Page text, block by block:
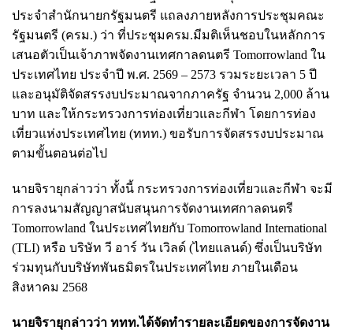
ประจำสำนักนายกรัฐมนตรี แถลงภายหลังการประชุมคณะ
รัฐมนตรี (ครม.) ว่า ที่ประชุมครม.มีมติเห็นชอบในหลักการ
เสนอตัวเป็นเจ้าภาพจัดงานเทศกาลดนตรี Tomorrowland ใน
ประเทศไทย ประจำปี พ.ศ. 2569 – 2573 รวมระยะเวลา 5 ปี
และอนุมัติจัดสรรงบประมาณจากภาครัฐ จำนวน 2,000 ล้าน
บาท และให้กระทรวงการท่องเที่ยวและกีฬา โดยการท่อง
เที่ยวแห่งประเทศไทย (ททท.) ขอรับการจัดสรรงบประมาณ
ตามขั้นตอนต่อไป
นายจิรายุกล่าวว่า ทั้งนี้ กระทรวงการท่องเที่ยวและกีฬา จะมี
การลงนามสัญญาสนับสนุนการจัดงานเทศกาลดนตรี
Tomorrowland ในประเทศไทยกับ Tomorrowland International
(TLI) หรือ บริษัท วี อาร์ วัน เวิลด์ (ไทยแลนด์) ซึ่งเป็นบริษัท
ร่วมทุนกับบริษัทพันธมิตรในประเทศไทย ภายในเดือน
สิงหาคม 2568
นายจิรายุกล่าวว่า ททท.ได้จัดทำรายละเอียดของการจัดงาน